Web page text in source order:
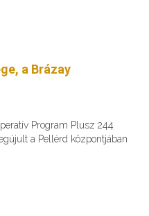
a Brázay
Program Plusz 244
a Pellérd központjában